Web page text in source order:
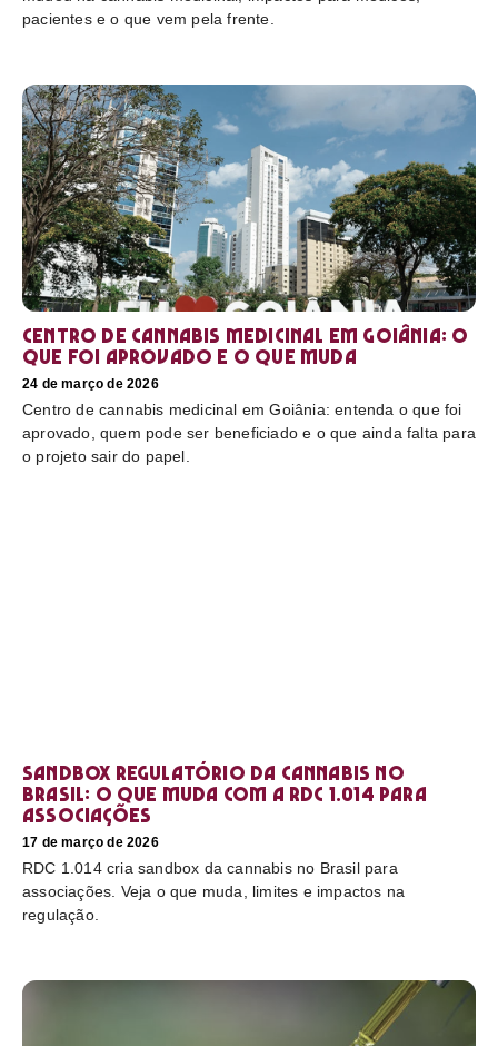
pacientes e o que vem pela frente.
Centro de cannabis medicinal em Goiânia: o
que foi aprovado e o que muda
24 de março de 2026
Centro de cannabis medicinal em Goiânia: entenda o que foi
aprovado, quem pode ser beneficiado e o que ainda falta para
o projeto sair do papel.
Sandbox regulatório da cannabis no
Brasil: o que muda com a RDC 1.014 para
associações
17 de março de 2026
RDC 1.014 cria sandbox da cannabis no Brasil para
associações. Veja o que muda, limites e impactos na
regulação.